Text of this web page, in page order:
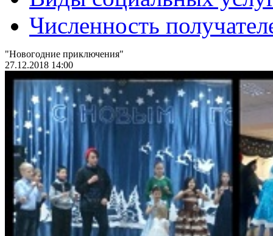
Численность
"Новогодние приключения"
27.12.2018 14:00